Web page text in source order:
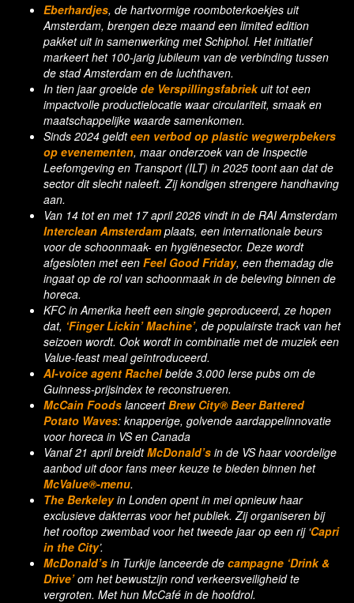
Eberhardjes, de hartvormige roomboterkoekjes uit
Amsterdam, brengen deze maand een limited edition
pakket uit in samenwerking met Schiphol. Het initiatief
markeert het 100-jarig jubileum van de verbinding tussen
de stad Amsterdam en de luchthaven.
In tien jaar groeide de Verspillingsfabriekuit tot een
impactvolle productielocatie waar circulariteit, smaak en
maatschappelijke waarde samenkomen.
Sinds 2024 geldteen verbod op plastic wegwerpbekers
op evenementen, maar onderzoek van de Inspectie
Leefomgeving en Transport (ILT) in 2025 toont aan dat de
sector dit slecht naleeft. Zij kondigen strengere handhaving
aan.
Van 14 tot en met 17 april 2026 vindt in de RAI Amsterdam
Interclean Amsterdamplaats, een internationale beurs
voor de schoonmaak- en hygiënesector. Deze wordt
afgesloten met een Feel Good Friday, een themadag die
ingaat op de rol van schoonmaak in de beleving binnen de
horeca.
KFC in Amerika heeft een single geproduceerd, ze hopen
dat, ‘Finger Lickin’ Machine’, de populairste track van het
seizoen wordt. Ook wordt in combinatie met de muziek een
Value-feast meal geïntroduceerd.
AI-voice agent Rachelbelde 3.000 Ierse pubs om de
Guinness-prijsindex te reconstrueren.
McCain Foods lanceertBrew City® Beer Battered
Potato Waves: knapperige, golvende aardappelinnovatie
voor horeca in VS en Canada
Vanaf 21 april breidtMcDonald’s in de VS haar voordelige
aanbod uit door fans meer keuze te bieden binnen het
McValue®-menu.
The Berkeleyin Londen opent in mei opnieuw haar
exclusieve dakterras voor het publiek. Zij organiseren bij
het rooftop zwembad voor het tweede jaar op een rij ‘Capri
in the City’.
McDonald’s in Turkije lanceerde de campagne ‘Drink &
Drive’om het bewustzijn rond verkeersveiligheid te
vergroten. Met hun McCafé in de hoofdrol.